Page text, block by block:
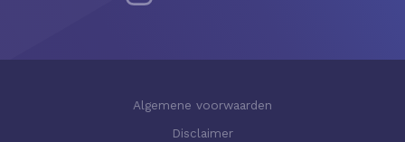
Algemene voorwaarden
Disclaimer